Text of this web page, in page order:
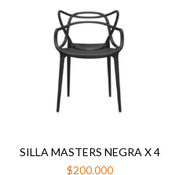
SILLA MASTERS NEGRA X 4
$200.000